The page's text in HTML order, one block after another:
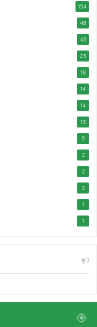
154
48
43
23
18
14
14
13
5
2
2
2
1
1